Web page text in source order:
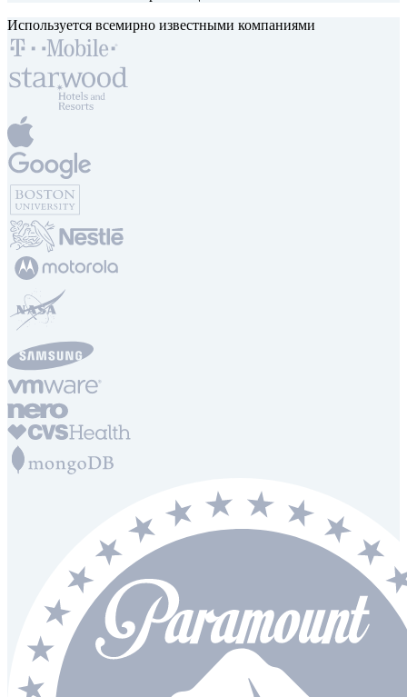
Используется всемирно известными компаниями